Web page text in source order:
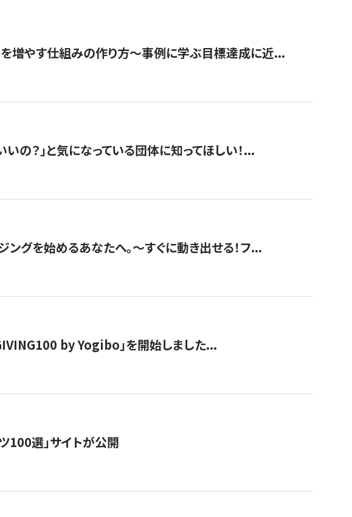
を増やす仕組みの作り方〜事例に学ぶ目標達成に近...
いの？」と気になっている団体に知ってほしい！...
ングを始めるあなたへ。〜すぐに動き出せる！フ...
by Yogibo」を開始しました...
100選」サイトが公開